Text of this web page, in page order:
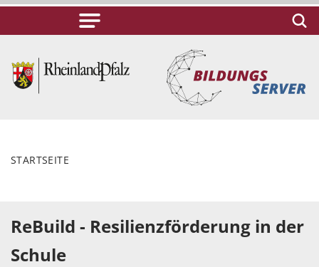
STARTSEITE
ReBuild - Resilienzförderung in der
Schule